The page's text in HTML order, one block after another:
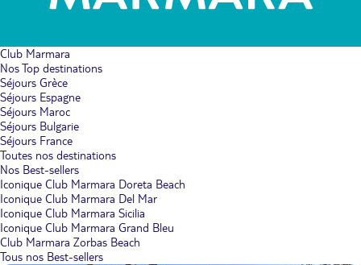
Club Marmara
Nos Top destinations
Séjours Grèce
Séjours Espagne
Séjours Maroc
Séjours Bulgarie
Séjours France
Toutes nos destinations
Nos Best-sellers
Iconique Club Marmara Doreta Beach
Iconique Club Marmara Del Mar
Iconique Club Marmara Sicilia
Iconique Club Marmara Grand Bleu
Club Marmara Zorbas Beach
Tous nos Best-sellers